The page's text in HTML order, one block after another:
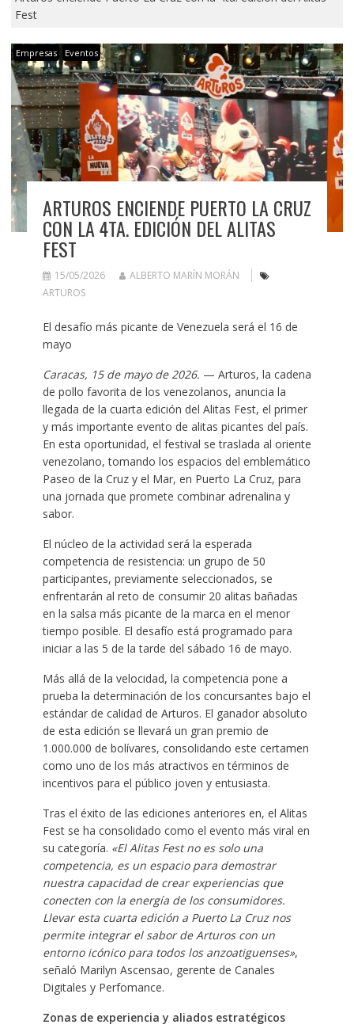
Fest
Empresas Eventos
ARTUROS ENCIENDE PUERTO LA CRUZ
CON LA 4TA. EDICIÓN DEL ALITAS
FEST
15/05/2026
ALBERTO MARÍN MORÁN
ARTUROS
El desafío más picante de Venezuela será el 16 de
mayo
Caracas, 15 de mayo de 2026. — Arturos, la cadena
de pollo favorita de los venezolanos, anuncia la
llegada de la cuarta edición del Alitas Fest, el primer
y más importante evento de alitas picantes del país.
En esta oportunidad, el festival se traslada al oriente
venezolano, tomando los espacios del emblemático
Paseo de la Cruz y el Mar, en Puerto La Cruz, para
una jornada que promete combinar adrenalina y
sabor.
El núcleo de la actividad será la esperada
competencia de resistencia: un grupo de 50
participantes, previamente seleccionados, se
enfrentarán al reto de consumir 20 alitas bañadas
en la salsa más picante de la marca en el menor
tiempo posible. El desafío está programado para
iniciar a las 5 de la tarde del sábado 16 de mayo.
Más allá de la velocidad, la competencia pone a
prueba la determinación de los concursantes bajo el
estándar de calidad de Arturos. El ganador absoluto
de esta edición se llevará un gran premio de
1.000.000 de bolívares, consolidando este certamen
como uno de los más atractivos en términos de
incentivos para el público joven y entusiasta.
Tras el éxito de las ediciones anteriores en, el Alitas
Fest se ha consolidado como el evento más viral en
su categoría. «El Alitas Fest no es solo una
competencia, es un espacio para demostrar
nuestra capacidad de crear experiencias que
conecten con la energía de los consumidores.
Llevar esta cuarta edición a Puerto La Cruz nos
permite integrar el sabor de Arturos con un
entorno icónico para todos los anzoatiguenses»,
señaló Marilyn Ascensao, gerente de Canales
Digitales y Perfomance.
Zonas de experiencia y aliados estratégicos